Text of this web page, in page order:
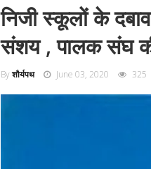
निजी स्कूलों के
संशय , पालक संघ की
Byशौर्यपथ June 03, 2020 325